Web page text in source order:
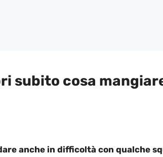
subito cosa
anche in difficoltà con qualche